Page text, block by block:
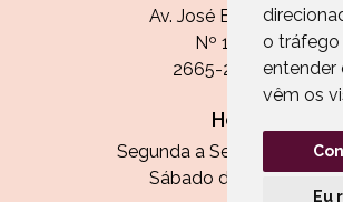
o tráfego
entender
vêm os
Eu
Av. José Batista
Nº 11, Loja 10
2665-236 Malveira
Horário:
Segunda a Sexta das 13h
Sábado das 9h30 às